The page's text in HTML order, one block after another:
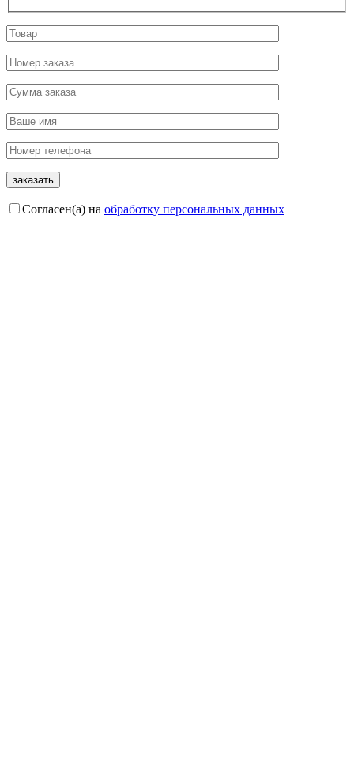
Согласен(а) на обработку персональных данных